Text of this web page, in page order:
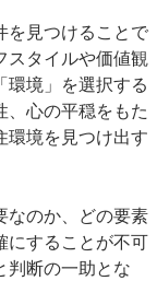
を見つけることで
スタイルや価値観
環境」を選択する
、心の平穏をもた
環境を見つけ出す
なのか、どの要素
にすることが不可
判断の一助とな